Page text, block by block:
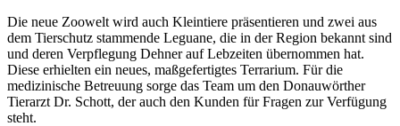
Die neue Zoowelt wird auch Kleintiere präsentieren und zwei aus
dem Tierschutz stammende Leguane, die in der Region bekannt sind
und deren Verpflegung Dehner auf Lebzeiten übernommen hat.
Diese erhielten ein neues, maßgefertigtes Terrarium. Für die
medizinische Betreuung sorge das Team um den Donauwörther
Tierarzt Dr. Schott, der auch den Kunden für Fragen zur Verfügung
steht.